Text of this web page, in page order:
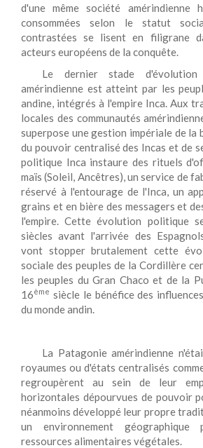
d'une même société amérindienne
consommées selon le statut
contrastées se lisent en filigrane
acteurs européens de la conquête.
Le dernier stade
amérindienne est atteint par les
andine, intégrés à l'empire Inca. Aux
locales des communautés
superpose une gestion impériale de la
du pouvoir centralisé des Incas et de
politique Inca instaure des rituels
maïs (Soleil, Ancêtres), un service de
réservé à l'entourage de l'Inca, un
grains et en bière des messagers et
l'empire. Cette évolution politique
siècles avant l'arrivée des
vont stopper brutalement cette
sociale des peuples de la Cordillère
les peuples du Gran Chaco et de la
16ème siècle le bénéfice des
du monde andin.
La Patagonie amérindienne
royaumes ou d'états centralisés
regroupèrent au sein de leur
horizontales dépourvues de pouvoir
néanmoins développé leur propre
un environnement
ressources alimentaires végétales.